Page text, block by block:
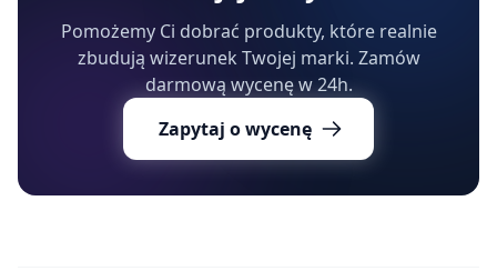
Pomożemy Ci dobrać produkty, które realnie
zbudują wizerunek Twojej marki. Zamów
darmową wycenę w 24h.
Zapytaj o wycenę